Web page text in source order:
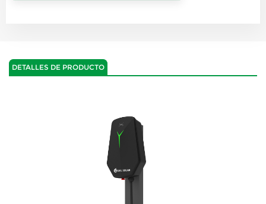
DETALLES DE PRODUCTO